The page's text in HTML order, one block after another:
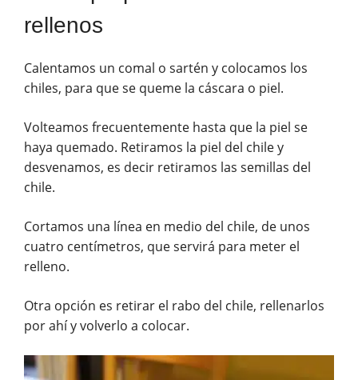
rellenos
Calentamos un comal o sartén y colocamos los
chiles, para que se queme la cáscara o piel.
Volteamos frecuentemente hasta que la piel se
haya quemado. Retiramos la piel del chile y
desvenamos, es decir retiramos las semillas del
chile.
Cortamos una línea en medio del chile, de unos
cuatro centímetros, que servirá para meter el
relleno.
Otra opción es retirar el rabo del chile, rellenarlos
por ahí y volverlo a colocar.